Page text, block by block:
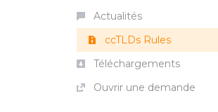
Actualités
ccTLDs Rules
Téléchargements
Ouvrir une demande